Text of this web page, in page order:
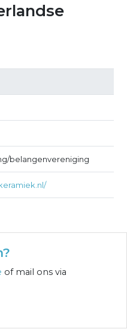
belangenvereniging
of mail ons via